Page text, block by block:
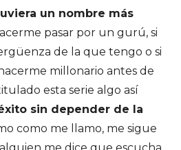
un nombre más
pasar por un gurú, si
de la que tengo o si
millonario antes de
esta serie algo así
sin depender de la
como me llamo, me sigue